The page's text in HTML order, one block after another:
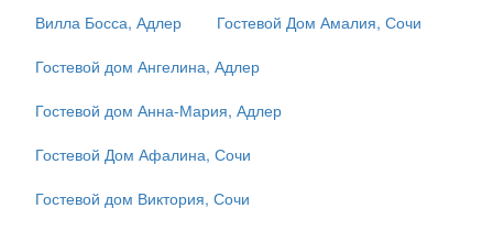
Вилла Босса, Адлер
Гостевой Дом Амалия, Сочи
Гостевой дом Ангелина, Адлер
Гостевой дом Анна-Мария, Адлер
Гостевой Дом Афалина, Сочи
Гостевой дом Виктория, Сочи